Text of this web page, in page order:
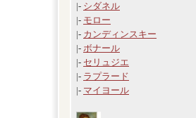
|- シダネル
|- モロー
|- カンディンスキー
|- ボナール
|- セリュジエ
|- ラプラード
|- マイヨール